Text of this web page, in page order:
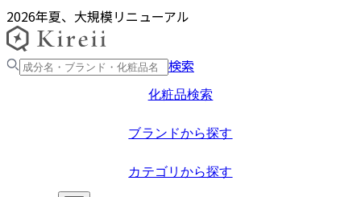
2026年夏、大規模リニューアル
検索
化粧品検索
ブランドから探す
カテゴリから探す